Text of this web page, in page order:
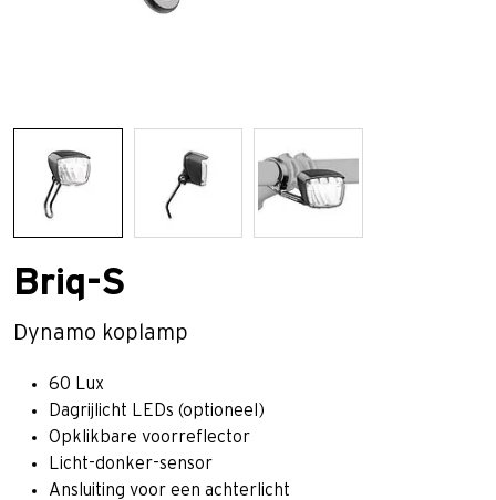
Briq-S
Dynamo koplamp
60 Lux
Dagrijlicht LEDs (optioneel)
Opklikbare voorreflector
Licht-donker-sensor
Ansluiting voor een achterlicht